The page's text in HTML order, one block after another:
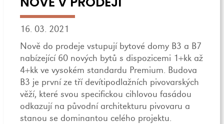
16. 03. 2021
Nově do prodeje vstupují bytové domy B3 a B7
nabízející 60 nových bytů s dispozicemi 1+kk až
4+kk ve vysokém standardu Premium. Budova
B3 je první ze tří devítipodlažních pivovarských
věží, které svou specifickou cihlovou fasádou
odkazují na původní architekturu pivovaru a
stanou se dominantou celého projektu.